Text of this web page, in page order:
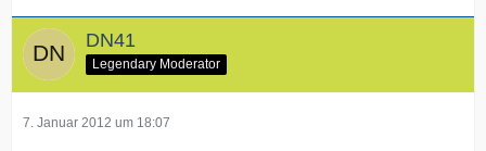
DN41
Legendary Moderator
7. Januar 2012 um 18:07